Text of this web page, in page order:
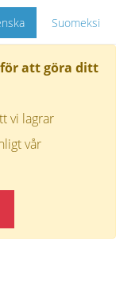
att göra ditt
vi lagrar
vår
Suomeksi